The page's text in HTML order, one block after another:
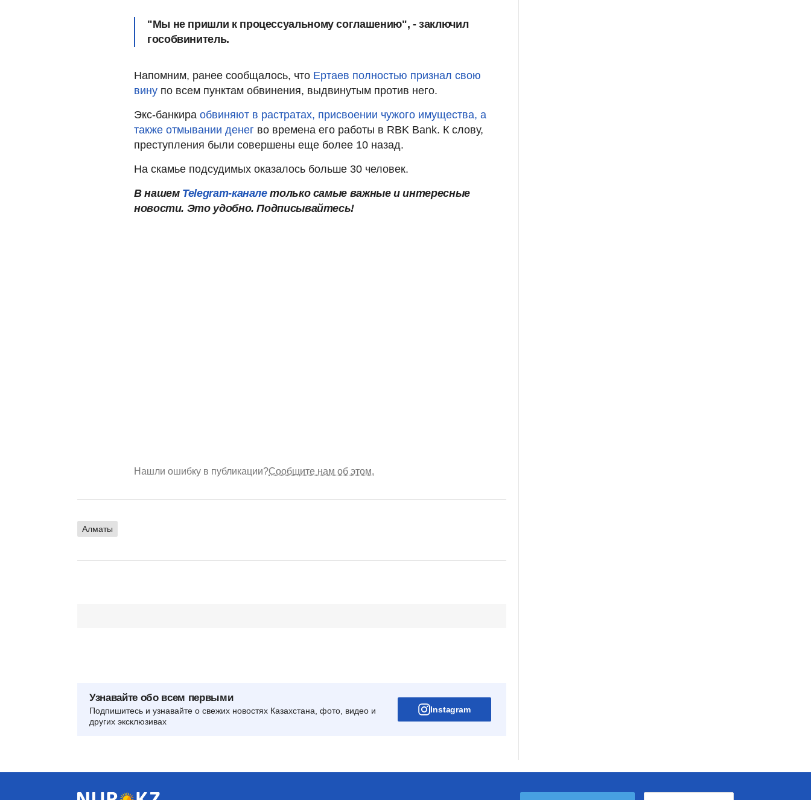
"Мы не пришли к процессуальному соглашению", - заключил
гособвинитель.
Напомним, ранее сообщалось, что Ертаев полностью признал свою
вину по всем пунктам обвинения, выдвинутым против него.
Экс-банкира обвиняют в растратах, присвоении чужого имущества, а
также отмывании денег во времена его работы в RBK Bank. К слову,
преступления были совершены еще более 10 назад.
На скамье подсудимых оказалось больше 30 человек.
В нашем Telegram-каналетолько самые важные и интересные
новости. Это удобно. Подписывайтесь!
Нашли ошибку в публикации?Сообщите нам об этом.
Алматы
Узнавайте обо всем первыми
Подпишитесь и узнавайте о свежих новостях Казахстана, фото, видео и
других эксклюзивах
Instagram